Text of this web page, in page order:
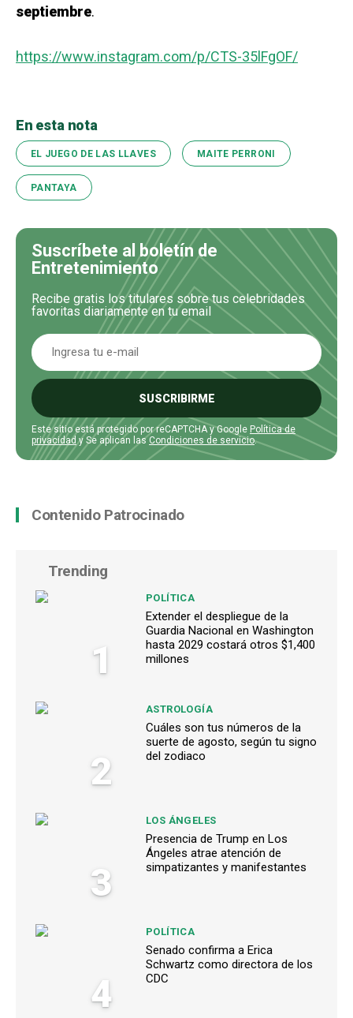
septiembre.
https://www.instagram.com/p/CTS-35lFgOF/
En esta nota
EL JUEGO DE LAS LLAVES MAITE PERRONI
PANTAYA
Suscríbete al boletín de
Entretenimiento
Recibe gratis los titulares sobre tus celebridades
favoritas diariamente en tu email
SUSCRIBIRME
Este sitio está protegido por reCAPTCHA y Google Política de
privacidad y Se aplican lasCondiciones de servicio.
Contenido Patrocinado
Trending
1
POLÍTICA
Extender el despliegue de la
Guardia Nacional en Washington
hasta 2029 costará otros $1,400
millones
2
ASTROLOGÍA
Cuáles son tus números de la
suerte de agosto, según tu signo
del zodiaco
3
LOS ÁNGELES
Presencia de Trump en Los
Ángeles atrae atención de
simpatizantes y manifestantes
4
POLÍTICA
Senado confirma a Erica
Schwartz como directora de los
CDC